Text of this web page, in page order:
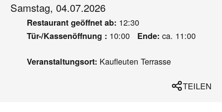
Samstag, 04.07.2026
Restaurant geöffnet ab: 12:30
Tür-/Kassenöffnung : 10:00 Ende: ca. 11:00
Veranstaltungsort: Kaufleuten Terrasse
TEILEN